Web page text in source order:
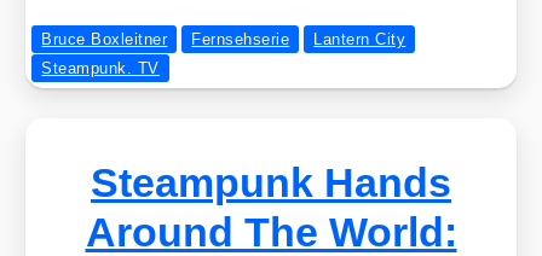
Bruce Boxleitner Fernsehserie
Lantern City
Steampunk. TV
Steampunk Hands
Around The World: